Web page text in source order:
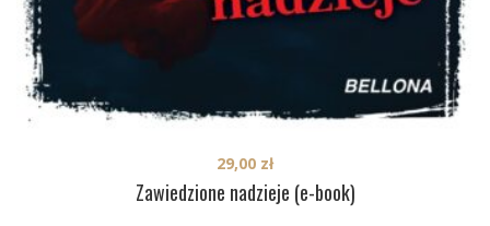
Zawiedzione nadzieje (e-book)
29,00 zł